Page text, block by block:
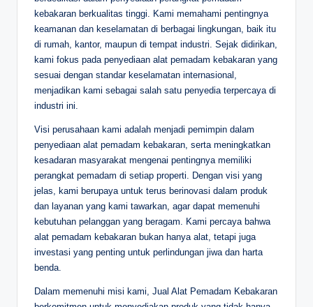
kebakaran berkualitas tinggi. Kami memahami pentingnya
keamanan dan keselamatan di berbagai lingkungan, baik itu
di rumah, kantor, maupun di tempat industri. Sejak didirikan,
kami fokus pada penyediaan alat pemadam kebakaran yang
sesuai dengan standar keselamatan internasional,
menjadikan kami sebagai salah satu penyedia terpercaya di
industri ini.
Visi perusahaan kami adalah menjadi pemimpin dalam
penyediaan alat pemadam kebakaran, serta meningkatkan
kesadaran masyarakat mengenai pentingnya memiliki
perangkat pemadam di setiap properti. Dengan visi yang
jelas, kami berupaya untuk terus berinovasi dalam produk
dan layanan yang kami tawarkan, agar dapat memenuhi
kebutuhan pelanggan yang beragam. Kami percaya bahwa
alat pemadam kebakaran bukan hanya alat, tetapi juga
investasi yang penting untuk perlindungan jiwa dan harta
benda.
Dalam memenuhi misi kami, Jual Alat Pemadam Kebakaran